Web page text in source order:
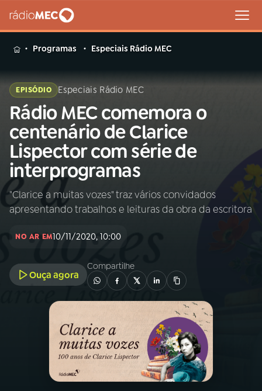
MENU
Buscar
na
Rádio
MEC
Buscar
Início
01INÍCIO
PROGRAMAÇÃO
PROGRAMAS
PODCASTS
Programas Especiais Rádio MEC
EPISÓDIO Especiais Rádio MEC
Rádio MEC comemora o
centenário de Clarice
Lispector com série de
interprogramas
"Clarice a muitas vozes" traz vários convidados
apresentando trabalhos e leituras da obra da escritora
NO AR EM10/11/2020, 10:00
Ouça agora
Compartilhe